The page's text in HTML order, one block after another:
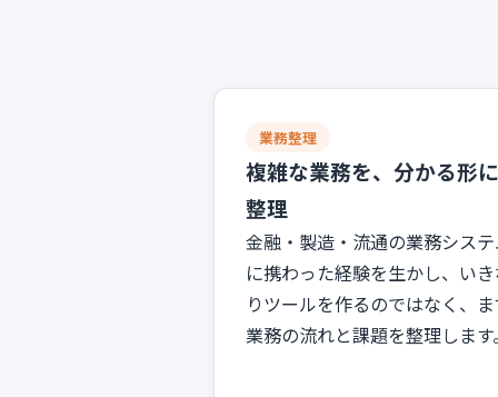
業務整理
複雑な業務を、分かる形に
整理
金融・製造・流通の業務シス
に携わった経験を生かし、い
りツールを作るのではなく、
業務の流れと課題を整理します